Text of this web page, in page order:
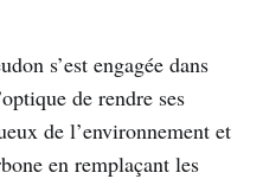
s’est engagée dans
de rendre ses
de l’environnement et
en remplaçant les